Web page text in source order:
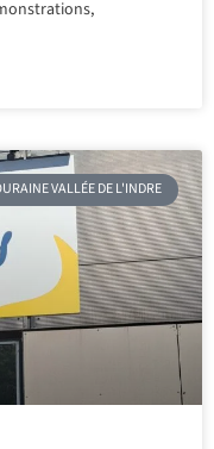
VALLÉE DE L'INDRE